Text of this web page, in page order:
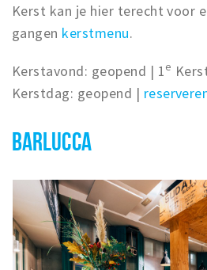
Kerst kan je hier terecht voor
gangen kerstmenu.
Kerstavond: geopend | 1e
Kerstdag: geopend |
BARLUCCA